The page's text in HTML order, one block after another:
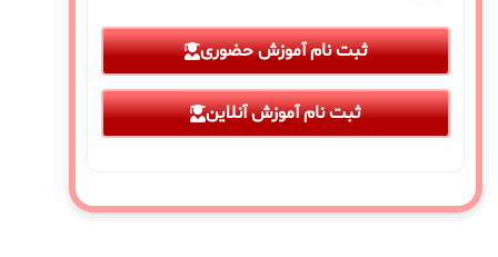
ثبت نام آموزش حضوری
ثبت نام آموزش آنلاین